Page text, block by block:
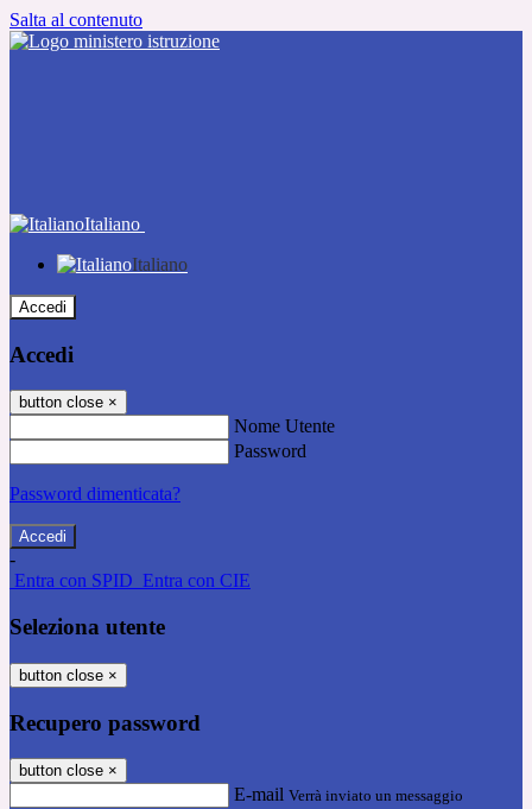
Salta al contenuto
Italiano
Italiano
Accedi
Accedi
button close ×
Nome Utente
Password
Password dimenticata?
-
Entra con SPID Entra con CIE
Seleziona utente
button close ×
Recupero password
button close ×
E-mail Verrà inviato un messaggio